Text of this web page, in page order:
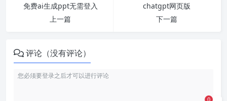
免费ai生成ppt无需登入
上一篇
chatgpt网页版
下一篇
评论（没有评论）
0